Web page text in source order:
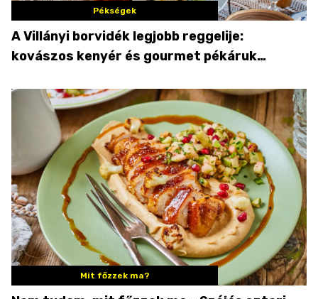
Pékségek
A Villányi borvidék legjobb reggelije:
kovászos kenyér és gourmet pékáruk
Mit főzzek ma?